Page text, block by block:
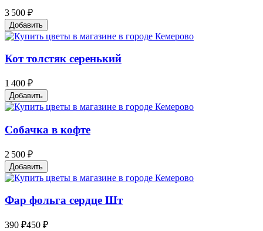
3 500 ₽
Добавить
Кот толстяк серенький
1 400 ₽
Добавить
Собачка в кофте
2 500 ₽
Добавить
Фар фольга сердце Шт
390 ₽450 ₽